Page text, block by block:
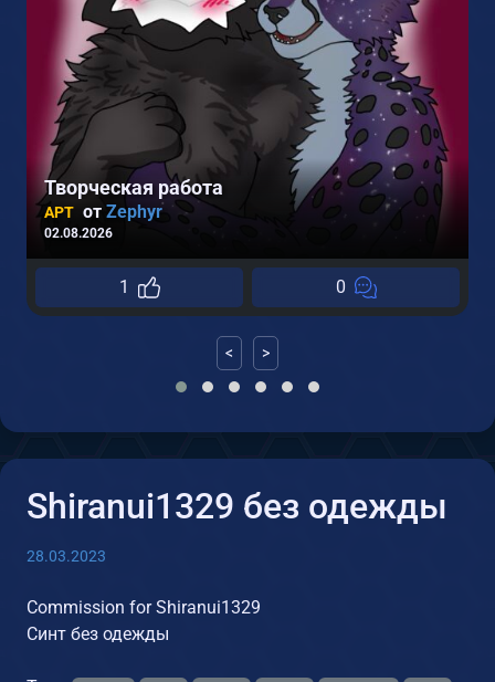
Творческая работа
АРТ от Zephyr
02.08.2026
1 0
< >
Shiranui1329 без одежды
28.03.2023
Commission for Shiranui1329
Синт без одежды